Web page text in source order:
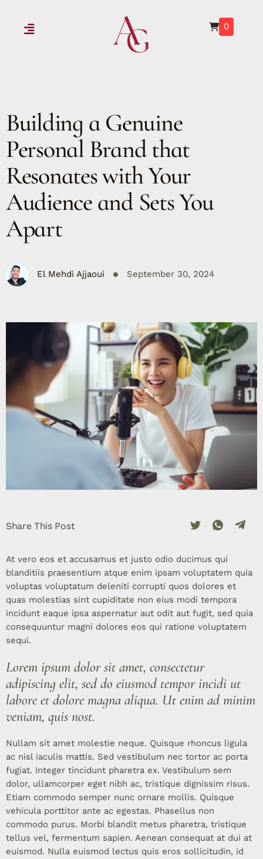
0
Building a Genuine
Personal Brand that
Resonates with Your
Audience and Sets You
Apart
El Mehdi Ajjaoui September 30, 2024
Share This Post
At vero eos et accusamus et justo odio ducimus qui
blanditiis praesentium atque enim ipsam voluptatem quia
voluptas voluptatum deleniti corrupti quos dolores et
quas molestias sint cupiditate non eius modi tempora
incidunt eaque ipsa aspernatur aut odit aut fugit, sed quia
consequuntur magni dolores eos qui ratione voluptatem
sequi.
Lorem ipsum dolor sit amet, consectetur
adipiscing elit, sed do eiusmod tempor incidi ut
labore et dolore magna aliqua. Ut enim ad minim
veniam, quis nost.
Nullam sit amet molestie neque. Quisque rhoncus ligula
ac nisl iaculis mattis. Sed vestibulum nec tortor ac porta
fugiat. Integer tincidunt pharetra ex. Vestibulum sem
dolor, ullamcorper eget nibh ac, tristique dignissim risus.
Etiam commodo semper nunc ornare mollis. Quisque
vehicula porttitor ante ac egestas. Phasellus non
commodo purus. Morbi blandit metus pharetra, tristique
tellus vel, fermentum sapien. Aenean consequat at dui at
euismod. Nulla euismod lectus quis eros sollicitudin, id